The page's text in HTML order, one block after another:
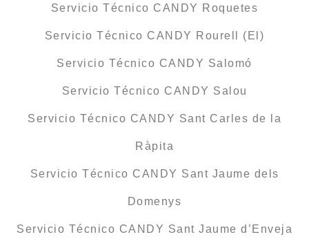
Servicio Técnico CANDY Roquetes
Servicio Técnico CANDY Rourell (El)
Servicio Técnico CANDY Salomó
Servicio Técnico CANDY Salou
Servicio Técnico CANDY Sant Carles de la
Ràpita
Servicio Técnico CANDY Sant Jaume dels
Domenys
Servicio Técnico CANDY Sant Jaume d’Enveja